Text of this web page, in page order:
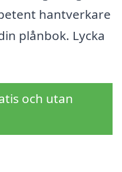
hantverkare
plånbok. Lycka
och utan